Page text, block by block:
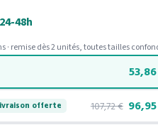
48h
· remise dès 2 unités, toutes tailles
53,86
offerte 107,72€ 96,95